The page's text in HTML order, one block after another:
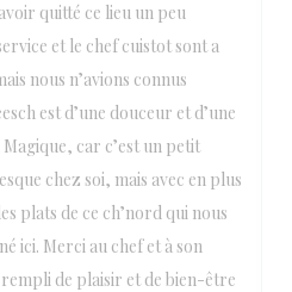
quitté ce lieu un peu
et le chef cuistot sont a
nous n’avions connus
est d’une douceur et d’une
car c’est un petit
chez soi, mais avec en plus
plats de ce ch’nord qui nous
ici. Merci au chef et à son
de plaisir et de bien-être